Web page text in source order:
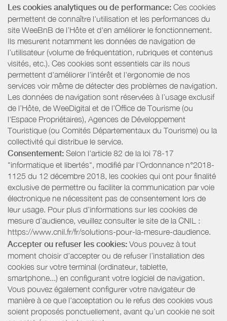
Les cookies analytiques ou de performance: Ces cookies
permettent de connaître l'utilisation et les performances du
site WeeBnB de l’Hôte et d'en améliorer le fonctionnement.
Ils mesurent notamment les données de navigation de
l’utilisateur (volume de fréquentation, rubriques et contenus
visités, etc.). Ces cookies sont essentiels car ils nous
permettent d'améliorer l'intérêt et l'ergonomie de nos
services voir même de détecter des problèmes de navigation.
Les données de navigation sont réservées à l’usage exclusif
de l’Hôte, de WeeDigital et de l’Office de Tourisme (ou
l'Espace Propriétaires), Agences de Développement
Touristique (ou Comités Départementaux du Tourisme) ou la
collectivité qui distribue le service.
Consentement: Selon l'article 82 de la loi 78-17
"informatique et libertés", modifié par l'Ordonnance n°2018-
1125 du 12 décembre 2018, les cookies qui ont pour finalité
exclusive de permettre ou faciliter la communication par voie
électronique ne nécessitent pas de consentement lors de
leur usage. Pour plus d’informations sur les cookies de
mesure d’audience, veuillez consulter le site de la CNIL :
https://www.cnil.fr/fr/solutions-pour-la-mesure-daudience.
Accepter ou refuser les cookies: Vous pouvez à tout
moment choisir d’accepter ou de refuser l’installation des
cookies sur votre terminal (ordinateur, tablette,
smartphone...) en configurant votre logiciel de navigation.
Vous pouvez également configurer votre navigateur de
manière à ce que l’acceptation ou le refus des cookies vous
soient proposés ponctuellement, avant qu’un cookie ne soit